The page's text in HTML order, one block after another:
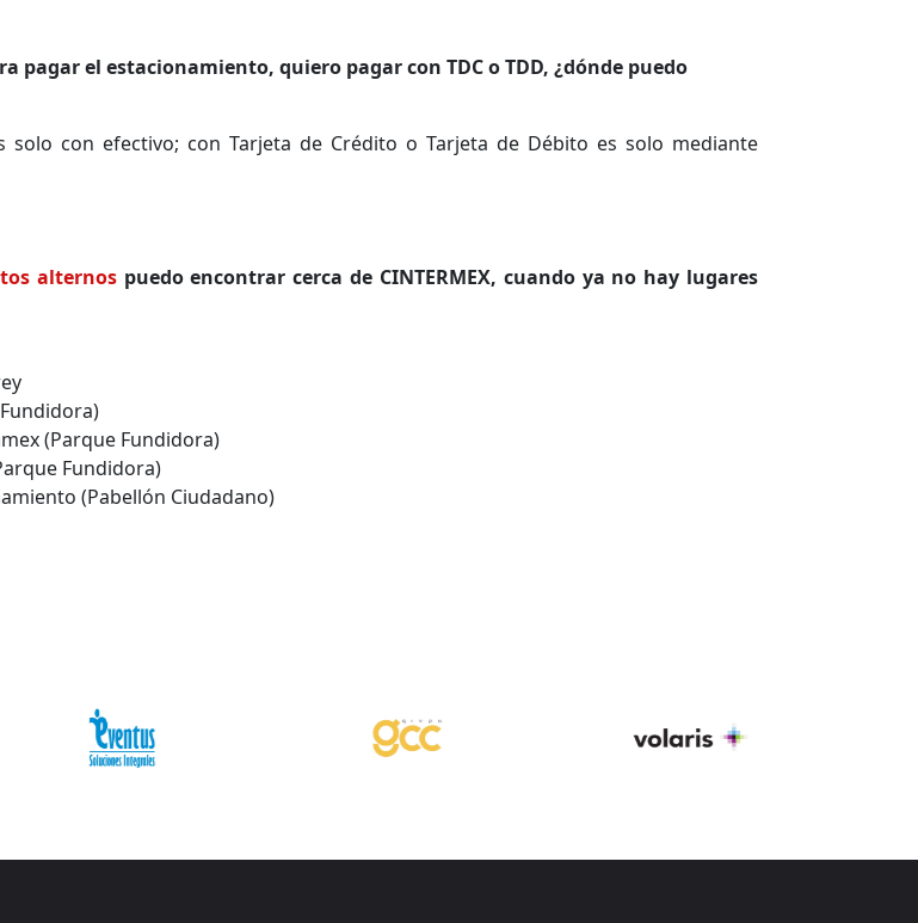
pagar el estacionamiento, quiero pagar con TDC o TDD, ¿dónde puedo
solo con efectivo; con Tarjeta de Crédito o Tarjeta de Débito es solo mediante
alternospuedo encontrar cerca de CINTERMEX, cuando ya no hay lugares
(Parque Fundidora)
Fundidora)
(Pabellón Ciudadano)